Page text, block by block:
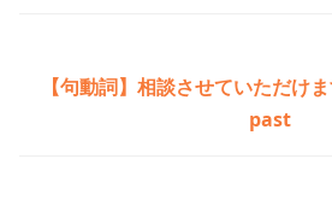
【句動詞】相談させていただけ
past